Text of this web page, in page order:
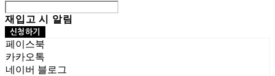
재입고 시 알림
신청하기
페이스북
카카오톡
네이버 블로그